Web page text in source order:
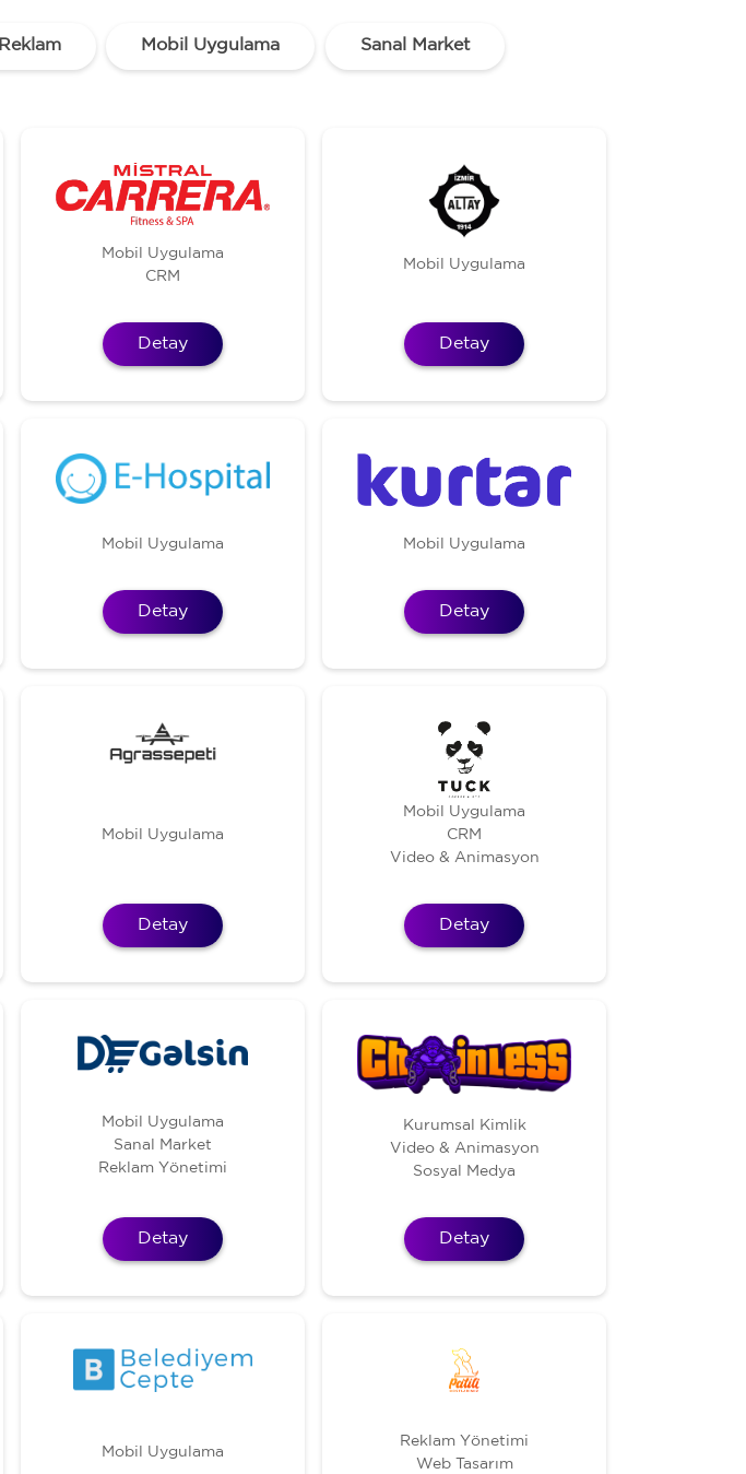
Reklam Mobil Uygulama Sanal Market
Mobil Uygulama
CRM
Detay
Mobil Uygulama
Detay
Mobil Uygulama
Detay
Mobil Uygulama
Detay
Mobil Uygulama
Detay
Mobil Uygulama
CRM
Video & Animasyon
Detay
Mobil Uygulama
Sanal Market
Reklam Yönetimi
Detay
Kurumsal Kimlik
Video & Animasyon
Sosyal Medya
Detay
Mobil Uygulama
Reklam Yönetimi
Web Tasarım